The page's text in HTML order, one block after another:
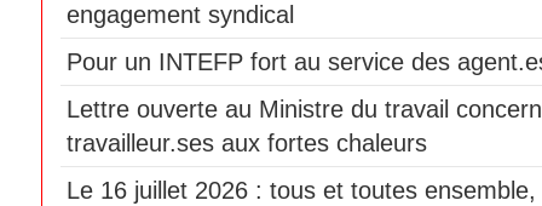
engagement syndical
Pour un INTEFP fort au service des
Lettre ouverte au Ministre du travail
travailleur.ses aux fortes chaleurs
Le 16 juillet 2026 : tous et toutes